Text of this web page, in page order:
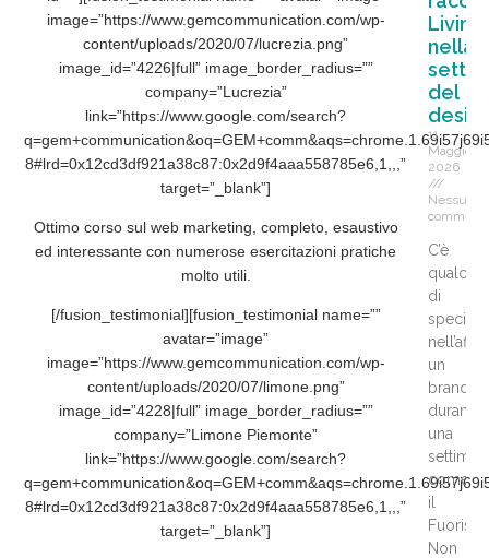
image=”https://www.gemcommunication.com/wp-
content/uploads/2020/07/lucrezia.png”
image_id=”4226|full” image_border_radius=””
company=”Lucrezia”
link=”https://www.google.com/search?
8#lrd=0x12cd3df921a38c87:0x2d9f4aaa558785e6,1,,,”
target=”_blank”]
Ottimo corso sul web marketing, completo, esaustivo
ed interessante con numerose esercitazioni pratiche
molto utili.
[/fusion_testimonial][fusion_testimonial name=””
avatar=”image”
image=”https://www.gemcommunication.com/wp-
content/uploads/2020/07/limone.png”
image_id=”4228|full” image_border_radius=””
company=”Limone Piemonte”
link=”https://www.google.com/search?
8#lrd=0x12cd3df921a38c87:0x2d9f4aaa558785e6,1,,,”
target=”_blank”]
nella
del
11
Maggio
2026
Nessun
C’è
di
speciale
un
brand
durante
una
come
il
Non